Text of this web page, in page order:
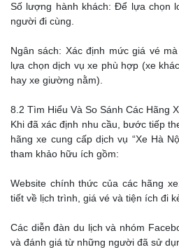
Số lượng hành khách: Để lựa chọn
người đi cùng.
Ngân sách: Xác định mức giá vé
lựa chọn dịch vụ xe phù hợp (xe
hay xe giường nằm).
8.2 Tìm Hiểu Và So Sánh Các Hãng
Khi đã xác định nhu cầu, bước tiếp
hãng xe cung cấp dịch vụ “Xe Hà
tham khảo hữu ích gồm:
Website chính thức của các hãng
tiết về lịch trình, giá vé và tiện ích đi
Các diễn đàn du lịch và nhóm
và đánh giá từ những người đã sử